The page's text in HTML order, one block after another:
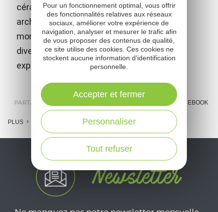
céramique contemporaine ! D'une audace
architecturale à vous couper le souffle et
mondialement reconnu pour l'étonnante
diversité de ses collections et de ses
expositions temporaires de haut vol.
PARTAGER : FACEBOOK
PLUS
Pour un fonctionnement optimal, vous offrir
des fonctionnalités relatives aux réseaux
sociaux, améliorer votre expérience de
navigation, analyser et mesurer le trafic afin
de vous proposer des contenus de qualité,
ce site utilise des cookies. Ces cookies ne
stockent aucune information d'identification
personnelle.
Tout refuser
Personnaliser
Accepter et fermer